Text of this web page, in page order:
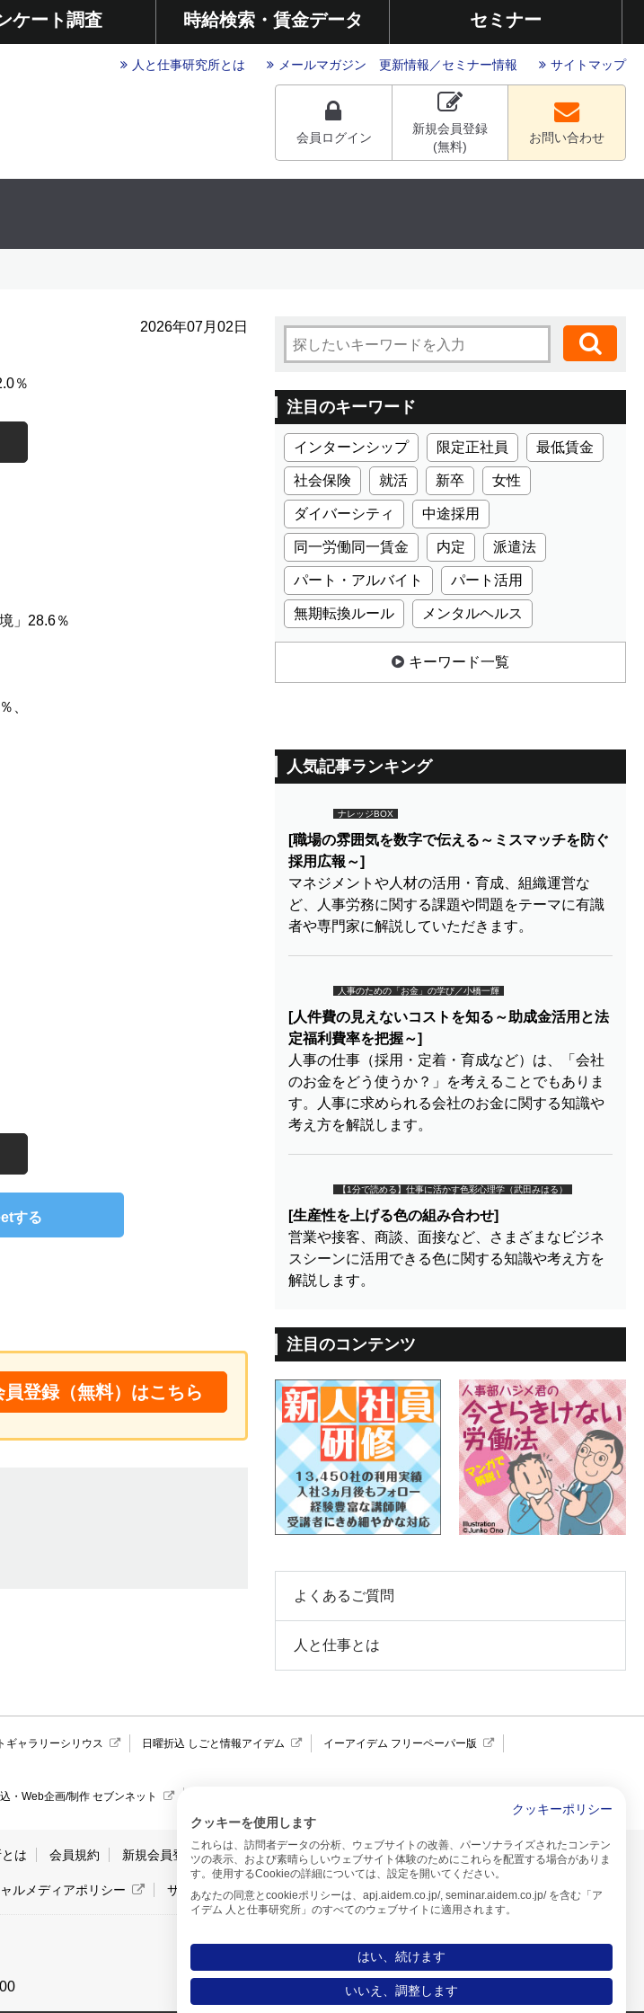
ケート調査 時給検索・賃金データ セミナー
人と仕事研究所とは メールマガジン 更新情報 ／セミナー情報 サイトマップ
会員ログイン
新規会員登録
(無料)
お問い合わせ
2026年07月02日
％
」28.6％
、
する
員登録（無料）はこちら
注目のキーワード
インターンシップ 限定正社員 最低賃金
社会保険 就活 新卒 女性
ダイバーシティ 中途採用
同一労働同一賃金 内定 派遣法
パート・アルバイト パート活用
無期転換ルール メンタルヘルス
キーワード一覧
人気記事ランキング
ナレッジBOX
[職場の雰囲気を数字で伝える～ミスマッチを防ぐ
採用広報～]
マネジメントや人材の活用・育成、組織運営な
ど、人事労務に関する課題や問題をテーマに有識
者や専門家に解説していただきます。
人事のための「お金」の学び／小橋一輝
[人件費の見えないコストを知る～助成金活用と法
定福利費率を把握～]
人事の仕事（採用・定着・育成など）は、「会社
のお金をどう使うか？」を考えることでもありま
す。人事に求められる会社のお金に関する知識や
考え方を解説します。
【1分で読める】仕事に活かす色彩心理学（武田みはる）
[生産性を上げる色の組み合わせ]
営業や接客、商談、面接など、さまざまなビジネ
スシーンに活用できる色に関する知識や考え方を
解説します。
注目のコンテンツ
よくあるご質問
人と仕事とは
ギャラリーシリウス 日曜折込 しごと情報アイデム
イーアイデム フリーペーパー版
・Web企画/制作 セブンネット
は 会員規約 新規会員登録 サイトのご利用について
ルメディアポリシー サイトマップ
クッキーポリシー
クッキーを使用します
これらは、訪問者データの分析、ウェブサイトの改善、パーソナライズされたコンテン
ツの表示、および素晴らしいウェブサイト体験のためにこれらを配置する場合がありま
す。使用するCookieの詳細については、設定を開いてください。
あなたの同意とcookieポリシーは、apj.aidem.co.jp/, seminar.aidem.co.jp/ を含む「ア
イデム 人と仕事研究所」のすべてのウェブサイトに適用されます。
はい、続けます
いいえ、調整します